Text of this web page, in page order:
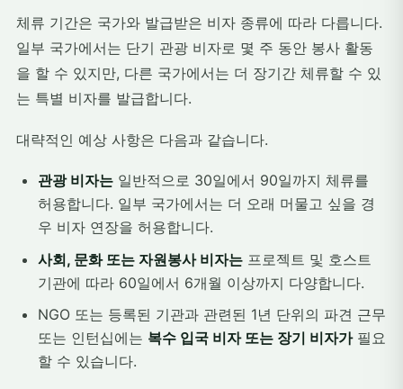
체류 기간은 국가와 발급받은 비자 종류에 따라 다릅니다.
일부 국가에서는 단기 관광 비자로 몇 주 동안 봉사 활동
을 할 수 있지만, 다른 국가에서는 더 장기간 체류할 수 있
는 특별 비자를 발급합니다.
대략적인 예상 사항은 다음과 같습니다.
관광 비자는 일반적으로 30일에서 90일까지 체류를
허용합니다. 일부 국가에서는 더 오래 머물고 싶을 경
우 비자 연장을 허용합니다.
사회, 문화 또는 자원봉사 비자는 프로젝트 및 호스트
기관에 따라 60일에서 6개월 이상까지 다양합니다.
NGO 또는 등록된 기관과 관련된 1년 단위의 파견 근무
또는 인턴십에는 복수 입국 비자 또는 장기 비자가필요
할 수 있습니다.